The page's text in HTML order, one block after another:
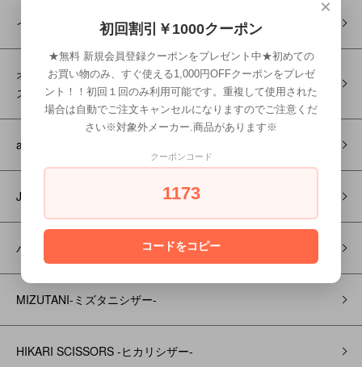
イクシオンカラー オーガニック
オーガニックノート・プレミアムハーデン │DRESSPOINT-ドレ
スポイント-
and B‐アンドビー‐
J R L バリカン＆トリマー
パナソニック
MIZUTANI-ミズタニシザー-
HIKARI SCISSORS -ヒカリシザー-
×
初回割引￥1000クーポン
★無料 新規会員登録クーポンをプレゼント中★初めての
お買い物のみ、すぐ使える1,000円OFFクーポンをプレゼ
ント！！初回１回のみ利用可能です。重複して使用された
場合は自動でご注文キャンセルになりますのでご注意くだ
さい※対象外メーカー.商品があります※
クーポンコード
1173
コードをコピー